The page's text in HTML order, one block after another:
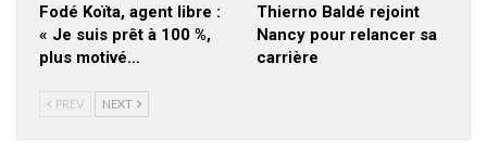
Fodé Koïta, agent libre :
« Je suis prêt à 100 %,
plus motivé…
Thierno Baldé rejoint
Nancy pour relancer sa
carrière
PREV NEXT